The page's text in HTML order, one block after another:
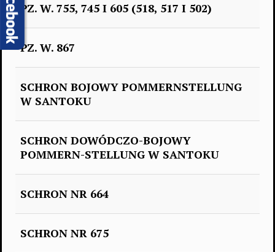
PZ. W. 755, 745 I 605 (518, 517 I 502)
PZ. W. 867
SCHRON BOJOWY POMMERNSTELLUNG
W SANTOKU
SCHRON DOWÓDCZO-BOJOWY
POMMERN-STELLUNG W SANTOKU
SCHRON NR 664
SCHRON NR 675